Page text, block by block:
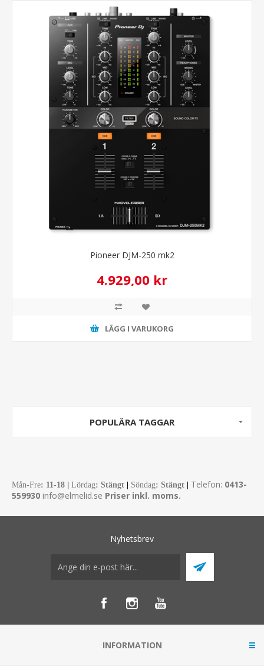
Pioneer DJM-250 mk2
4.929,00 kr
LÄGG I VARUKORG
POPULÄRA TAGGAR
Mån-Fre: 11-18 Lördag: Stängt Söndag: Stängt Telefon: 0413-
559930 info@elmelid.se Priser inkl. moms.
Nyhetsbrev
INFORMATION